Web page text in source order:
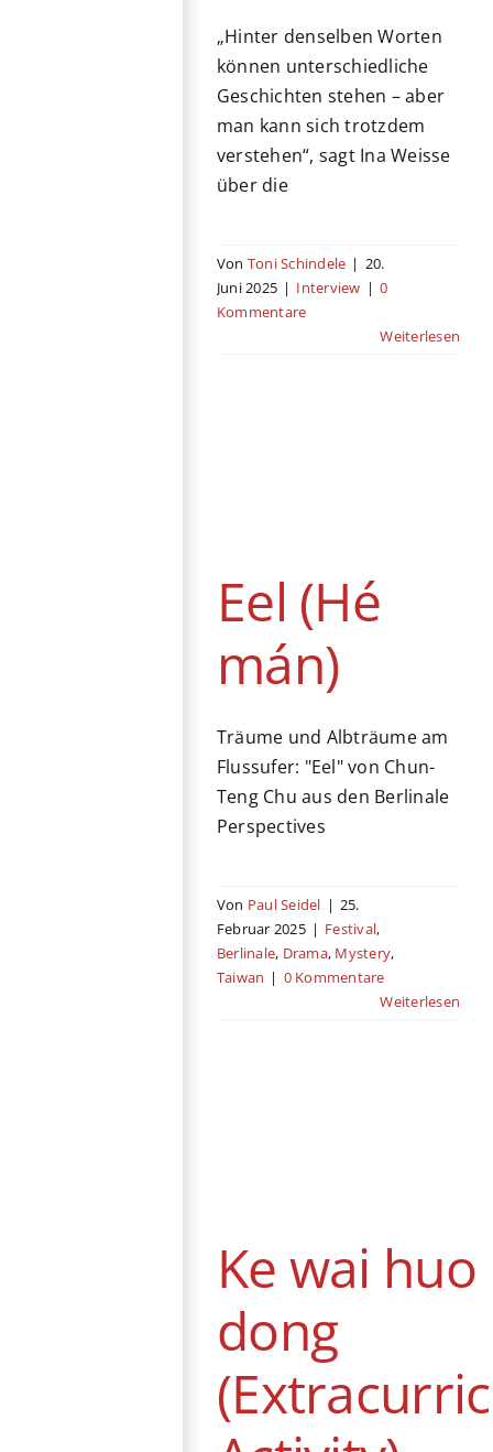
„Hinter denselben Worten
können unterschiedliche
Geschichten stehen – aber
man kann sich trotzdem
verstehen“, sagt Ina Weisse
über die
Von Toni Schindele | 20.
Juni 2025 | Interview | 0
Kommentare
Weiterlesen
Eel (Hé
mán)
Träume und Albträume am
Flussufer: "Eel" von Chun-
Teng Chu aus den Berlinale
Perspectives
Von Paul Seidel | 25.
Februar 2025 | Festival,
Berlinale, Drama, Mystery,
Taiwan | 0 Kommentare
Weiterlesen
Ke wai huo
dong